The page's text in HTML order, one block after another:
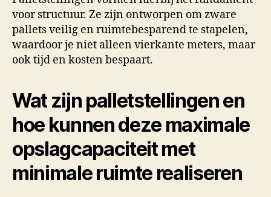
voor structuur. Ze zijn ontworpen om zware
pallets veilig en ruimtebesparend te stapelen,
waardoor je niet alleen vierkante meters, maar
ook tijd en kosten bespaart.
Wat zijn palletstellingen en
hoe kunnen deze maximale
opslagcapaciteit met
minimale ruimte realiseren